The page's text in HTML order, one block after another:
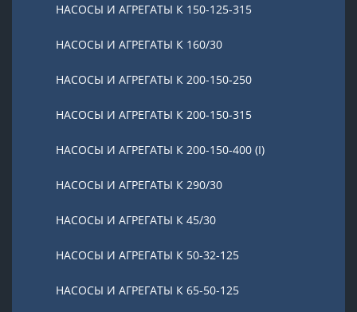
НАСОСЫ И АГРЕГАТЫ К 150-125-315
НАСОСЫ И АГРЕГАТЫ К 160/30
НАСОСЫ И АГРЕГАТЫ К 200-150-250
НАСОСЫ И АГРЕГАТЫ К 200-150-315
НАСОСЫ И АГРЕГАТЫ К 200-150-400 (I)
НАСОСЫ И АГРЕГАТЫ К 290/30
НАСОСЫ И АГРЕГАТЫ К 45/30
НАСОСЫ И АГРЕГАТЫ К 50-32-125
НАСОСЫ И АГРЕГАТЫ К 65-50-125